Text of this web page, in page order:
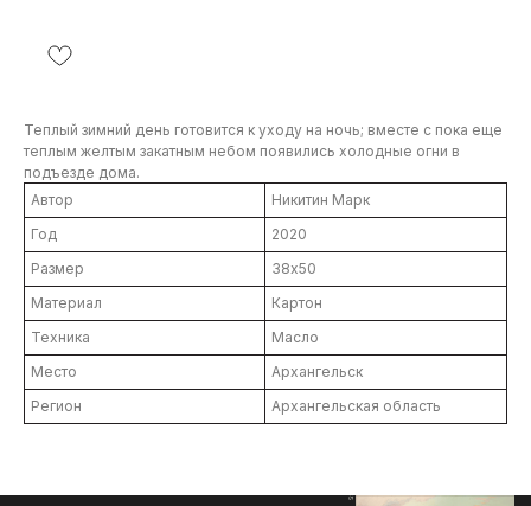
Теплый зимний день готовится к уходу на ночь; вместе с пока еще
теплым желтым закатным небом появились холодные огни в
подъезде дома.
Автор
Никитин Марк
Год
2020
Размер
38х50
Материал
Картон
Техника
Масло
Место
Архангельск
Регион
Архангельская область
Социальные сети
Контакты
info@severmuz.ru
+7 964 291-18-35